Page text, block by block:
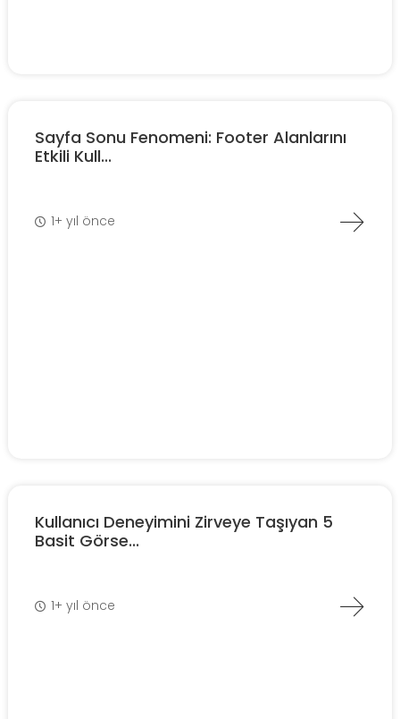
Sayfa Sonu Fenomeni: Footer Alanlarını
Etkili Kull...
1+ yıl önce
Kullanıcı Deneyimini Zirveye Taşıyan 5
Basit Görse...
1+ yıl önce